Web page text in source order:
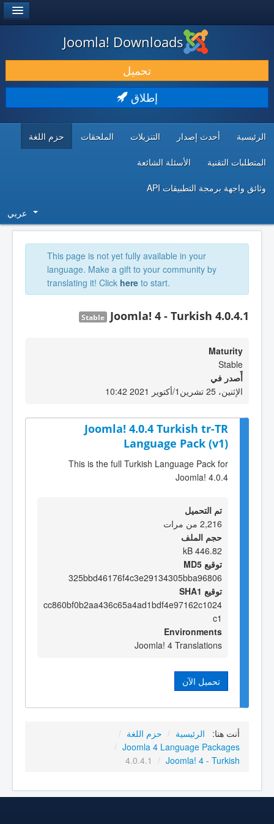
حمل & ومدد
اكتشف & تعلم
Joomla! Downloads
تحميل
إطلاق
الرئيسية أحدث إصدار التنزيلات الملحقات حزم اللغة
المتطلبات التقنية الأسئلة الشائعة
وثائق واجهة برمجة التطبيقات API
عربي
This page is not yet fully available in your
language. Make a gift to your community by
translating it! Click here to start.
Joomla! 4 - Turkish 4.0.4.1
Stable
Maturity
Stable
أٌصدر في
الإثنين، 25 تشرين1/أكتوير 2021 10:42
Joomla! 4.0.4 Turkish tr-TR
Language Pack (v1)
This is the full Turkish Language Pack for
Joomla! 4.0.4
تم التحميل
2,216 من مرات
حجم الملف
446.82 kB
توقيع MD5
325bbd46176f4c3e29134305bba96806
توقيع SHA1
cc860bf0b2aa436c65a4ad1bdf4e97162c1024
c1
Environments
Joomla! 4 Translations
تحميل الآن
أنت هنا: الرئيسية / حزم اللغة /
Joomla 4 Language Packages
/
Joomla! 4 - Turkish
/
4.0.4.1